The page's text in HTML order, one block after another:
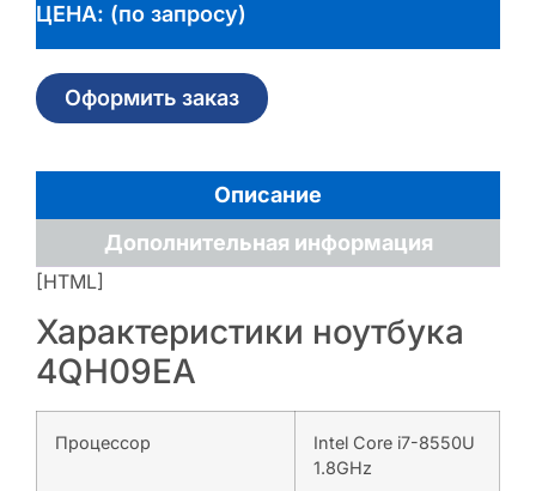
ЦЕНА: (по запросу)
Оформить заказ
Описание
Дополнительная информация
[HTML]
Характеристики ноутбука
4QH09EA
Процессор
Intel Core i7-8550U
1.8GHz